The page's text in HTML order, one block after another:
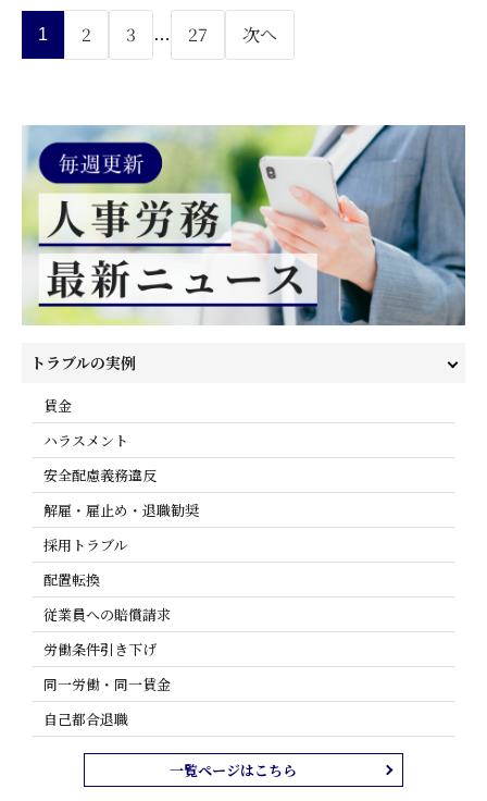
トラブルの実例
賃金
ハラスメント
安全配慮義務違反
解雇・雇止め・退職勧奨
採用トラブル
配置転換
従業員への賠償請求
労働条件引き下げ
同一労働・同一賃金
自己都合退職
一覧ページはこちら
1 2 3 … 27 次へ